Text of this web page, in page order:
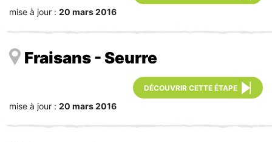
mise à jour : 20 mars 2016
Fraisans - Seurre
DÉCOUVRIR CETTE ÉTAPE
mise à jour : 20 mars 2016